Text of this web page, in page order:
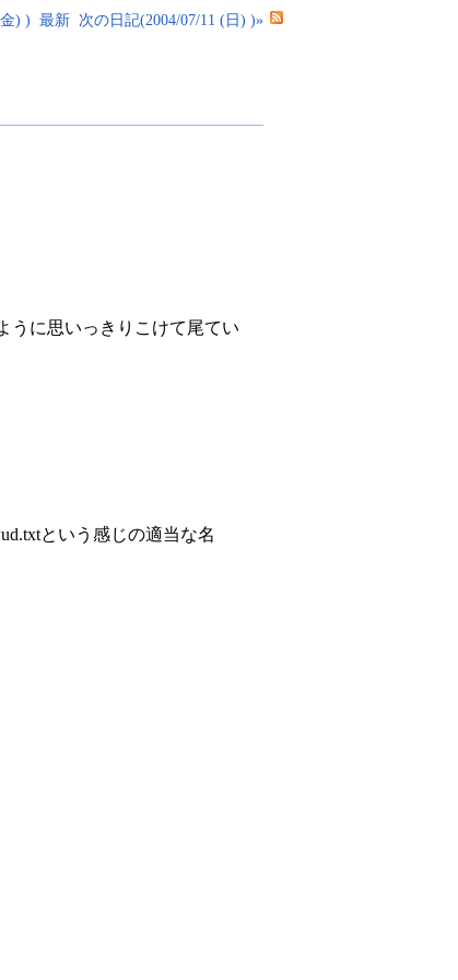
) ) 最新 次の日記(2004/07/11 (日) )»
うに思いっきりこけて尾てい
という感じの適当な名